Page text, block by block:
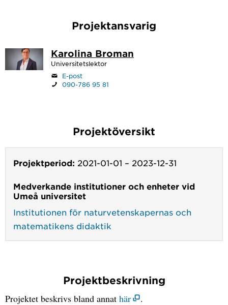
Projektansvarig
Karolina Broman
Universitetslektor
E-post
090-786 95 81
Projektöversikt
Projektperiod: 2021-01-01 – 2023-12-31
Medverkande institutioner och enheter vid
Umeå universitet
Institutionen för naturvetenskapernas och
matematikens didaktik
Projektbeskrivning
Projektet beskrivs bland annat här .